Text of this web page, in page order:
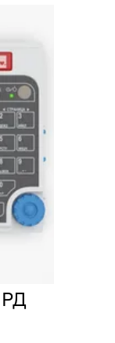
РД